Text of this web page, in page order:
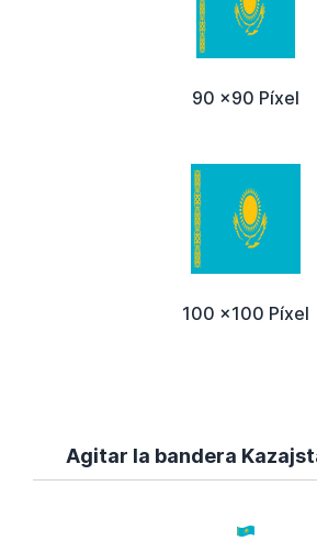
90 x90 Píxel
100 x100 Píxel
Agitar la bandera